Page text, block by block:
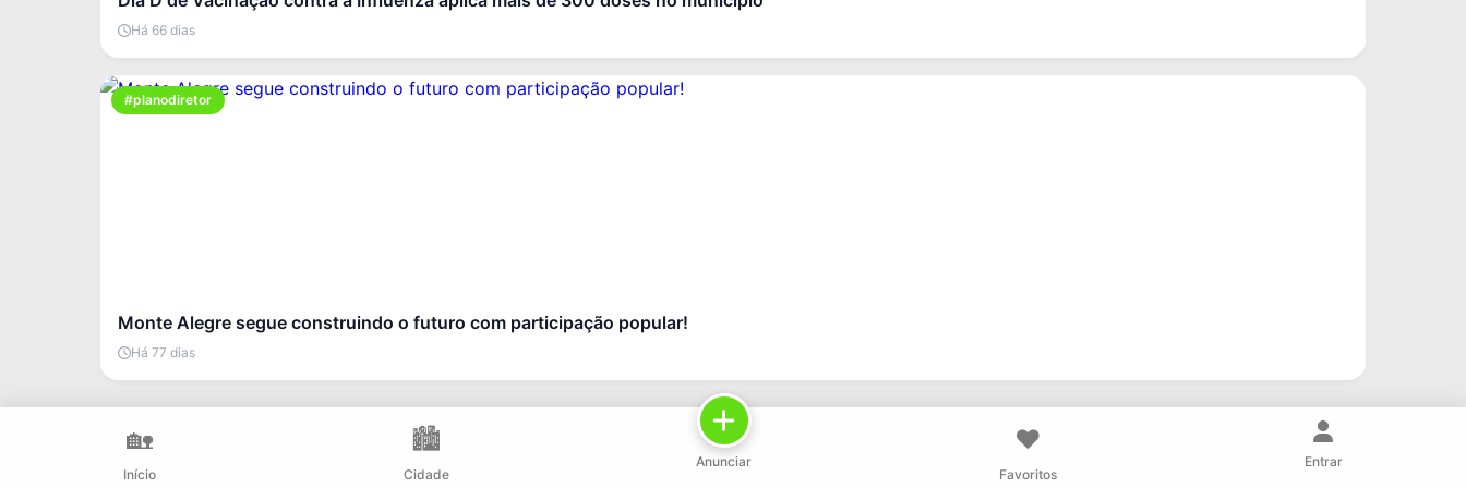
Há 66 dias
#planodiretor
Monte Alegre segue construindo o futuro com participação popular!
Há 77 dias
🏡
Início
🏙️
Cidade
Anunciar
❤️
Favoritos
Entrar